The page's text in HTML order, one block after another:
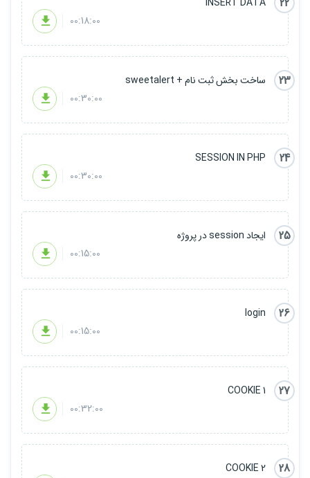
00:18:00
23
ساخت بخش ثبت نام + sweetalert
00:30:00
24
SESSION IN PHP
00:30:00
25
ایجاد session در پروژه
00:15:00
26
login
00:15:00
27
COOKIE 1
00:32:00
28
COOKIE 2